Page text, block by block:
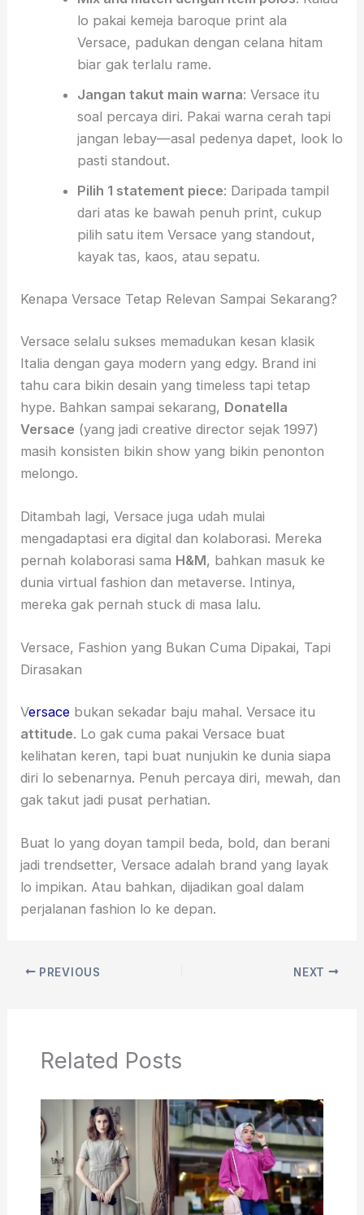
lo pakai kemeja baroque print ala
Versace, padukan dengan celana hitam
biar gak terlalu rame.
Jangan takut main warna: Versace itu
soal percaya diri. Pakai warna cerah tapi
jangan lebay—asal pedenya dapet, look lo
pasti standout.
Pilih 1 statement piece: Daripada tampil
dari atas ke bawah penuh print, cukup
pilih satu item Versace yang standout,
kayak tas, kaos, atau sepatu.
Kenapa Versace Tetap Relevan Sampai Sekarang?
Versace selalu sukses memadukan kesan klasik
Italia dengan gaya modern yang edgy. Brand ini
tahu cara bikin desain yang timeless tapi tetap
hype. Bahkan sampai sekarang, Donatella
Versace (yang jadi creative director sejak 1997)
masih konsisten bikin show yang bikin penonton
melongo.
Ditambah lagi, Versace juga udah mulai
mengadaptasi era digital dan kolaborasi. Mereka
pernah kolaborasi sama H&M, bahkan masuk ke
dunia virtual fashion dan metaverse. Intinya,
mereka gak pernah stuck di masa lalu.
Versace, Fashion yang Bukan Cuma Dipakai, Tapi
Dirasakan
Versace bukan sekadar baju mahal. Versace itu
attitude. Lo gak cuma pakai Versace buat
kelihatan keren, tapi buat nunjukin ke dunia siapa
diri lo sebenarnya. Penuh percaya diri, mewah, dan
gak takut jadi pusat perhatian.
Buat lo yang doyan tampil beda, bold, dan berani
jadi trendsetter, Versace adalah brand yang layak
lo impikan. Atau bahkan, dijadikan goal dalam
perjalanan fashion lo ke depan.
PREVIOUS NEXT
Related Posts